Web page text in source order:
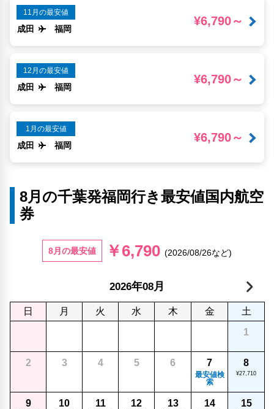
11月の最安値
成田 福岡
¥6,790～
12月の最安値
成田 福岡
¥6,790～
1月の最安値
成田 福岡
¥6,790～
8月の千葉発福岡行き最安値国内航空
券
8月の最安値 ￥6,790 (2026/08/26など)
2026年08月
日 月 火 水 木 金
土
1
2 3 4 5 6 7
最安値検
索
8
¥27,710
9 10 11 12 13 14 15